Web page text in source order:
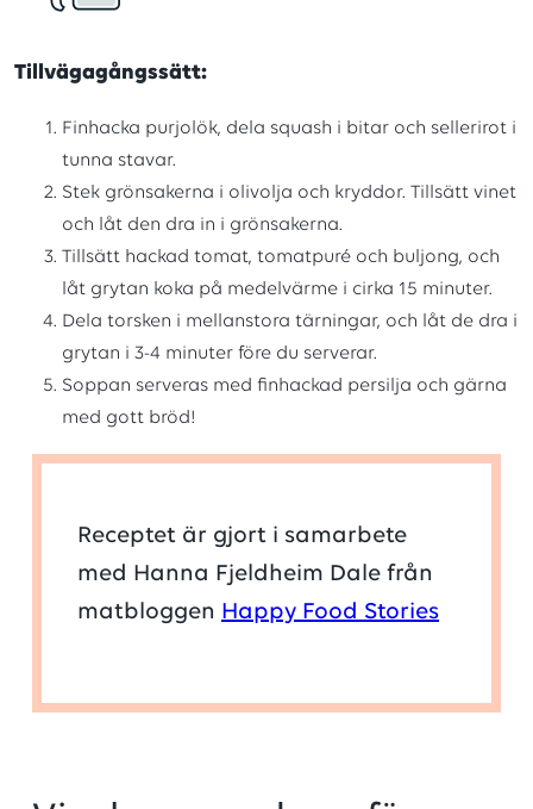
Tillvägagångssätt:
Finhacka purjolök, dela squash i bitar och sellerirot i
tunna stavar.
Stek grönsakerna i olivolja och kryddor. Tillsätt vinet
och låt den dra in i grönsakerna.
Tillsätt hackad tomat, tomatpuré och buljong, och
låt grytan koka på medelvärme i cirka 15 minuter.
Dela torsken i mellanstora tärningar, och låt de dra i
grytan i 3-4 minuter före du serverar.
Soppan serveras med finhackad persilja och gärna
med gott bröd!
Receptet är gjort i samarbete
med Hanna Fjeldheim Dale från
matbloggen Happy Food Stories